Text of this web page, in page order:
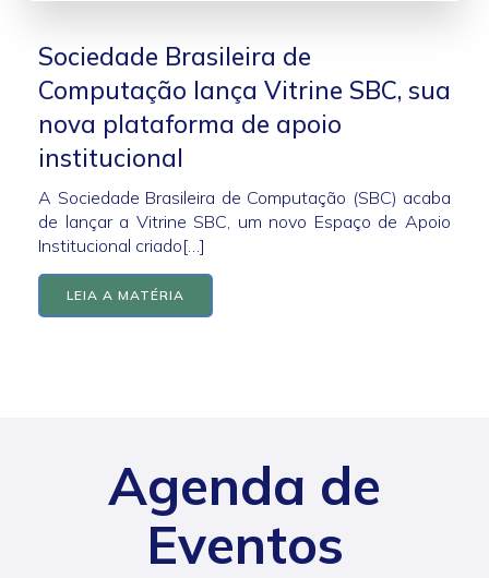
Sociedade Brasileira de
Computação lança Vitrine SBC, sua
nova plataforma de apoio
institucional
A Sociedade Brasileira de Computação (SBC) acaba
de lançar a Vitrine SBC, um novo Espaço de Apoio
Institucional criado[…]
LEIA A MATÉRIA
Agenda de
Eventos